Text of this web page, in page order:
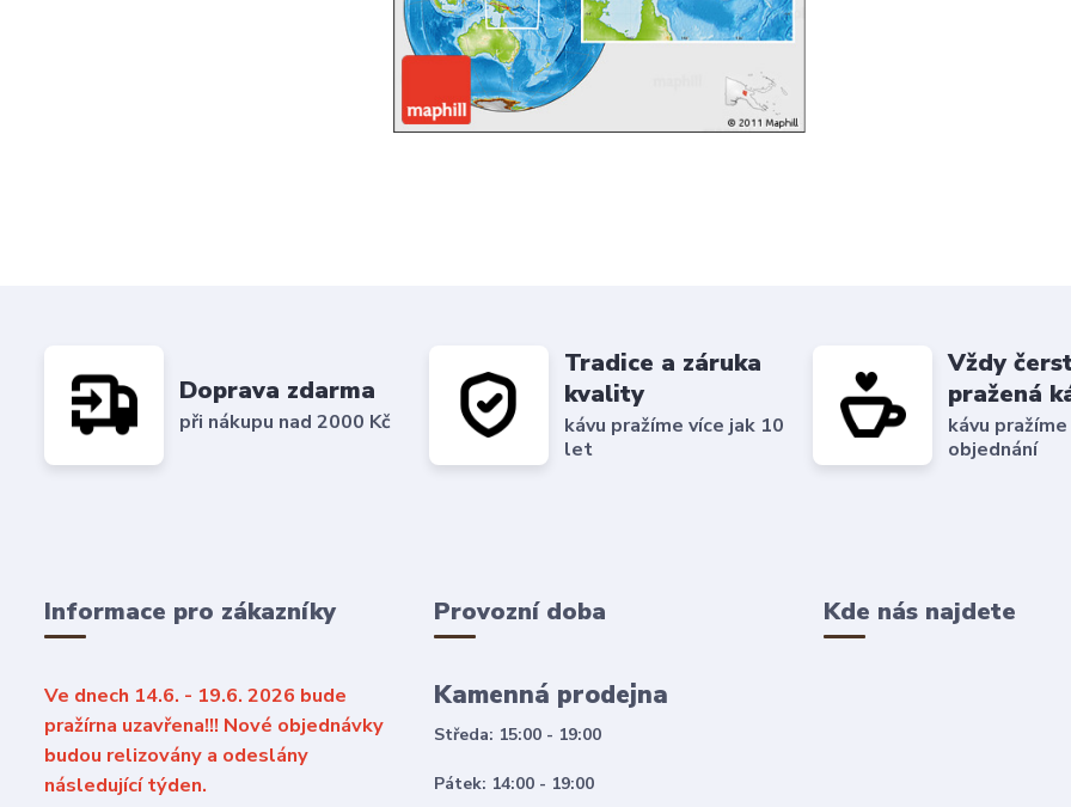
Doprava zdarma
při nákupu nad 2000 Kč
Tradice a záruka
kvality
kávu pražíme více jak 10
let
Vždy
pražená
kávu
objednání
Informace pro zákazníky
Ve dnech 14.6. - 19.6. 2026 bude
pražírna uzavřena!!! Nové objednávky
budou relizovány a odeslány
následující týden.
Provozní doba
Kamenná prodejna
Středa: 15:00 - 19:00
Pátek: 14:00 - 19:00
Kde nás najdete